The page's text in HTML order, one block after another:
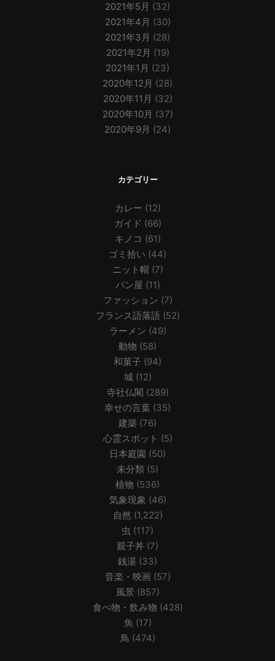
2021年5月 (32)
2021年4月 (30)
2021年3月 (28)
2021年2月 (19)
2021年1月 (23)
2020年12月 (28)
2020年11月 (32)
2020年10月 (37)
2020年9月 (24)
カテゴリー
カレー (12)
ガイド (66)
キノコ (61)
ゴミ拾い (44)
ニット帽 (7)
パン屋 (11)
ファッション (7)
フランス語落語 (52)
ラーメン (49)
動物 (58)
和菓子 (94)
城(12)
寺社仏閣 (289)
幸せの言葉 (35)
建築 (76)
心霊スポット (5)
日本庭園 (50)
未分類 (5)
植物 (536)
気象現象 (46)
自然 (1,222)
虫 (117)
親子丼 (7)
銭湯 (33)
音楽・映画 (57)
風景(857)
食べ物・飲み物 (428)
魚 (17)
鳥 (474)